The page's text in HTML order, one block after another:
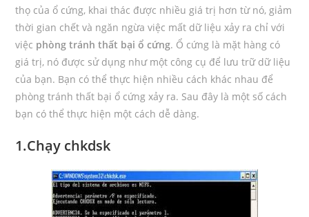
thọ của ổ cứng, khai thác được nhiều giá trị hơn từ nó, giảm
thời gian chết và ngăn ngừa việc mất dữ liệu xảy ra chỉ với
việc phòng tránh thất bại ổ cứng. Ổ cứng là mặt hàng có
giá trị, nó được sử dụng như một công cụ để lưu trữ dữ liệu
của bạn. Bạn có thể thực hiện nhiều cách khác nhau để
phòng tránh thất bại ổ cứng xảy ra. Sau đây là một số cách
bạn có thể thực hiện một cách dễ dàng.
1.Chạy chkdsk